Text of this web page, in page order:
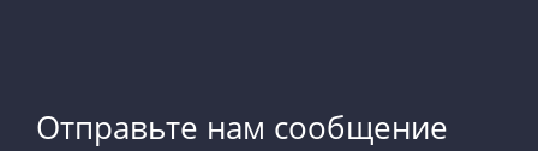
Отправьте нам сообщение